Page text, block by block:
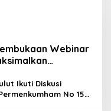
Webinar
Ikuti Diskusi
No 15